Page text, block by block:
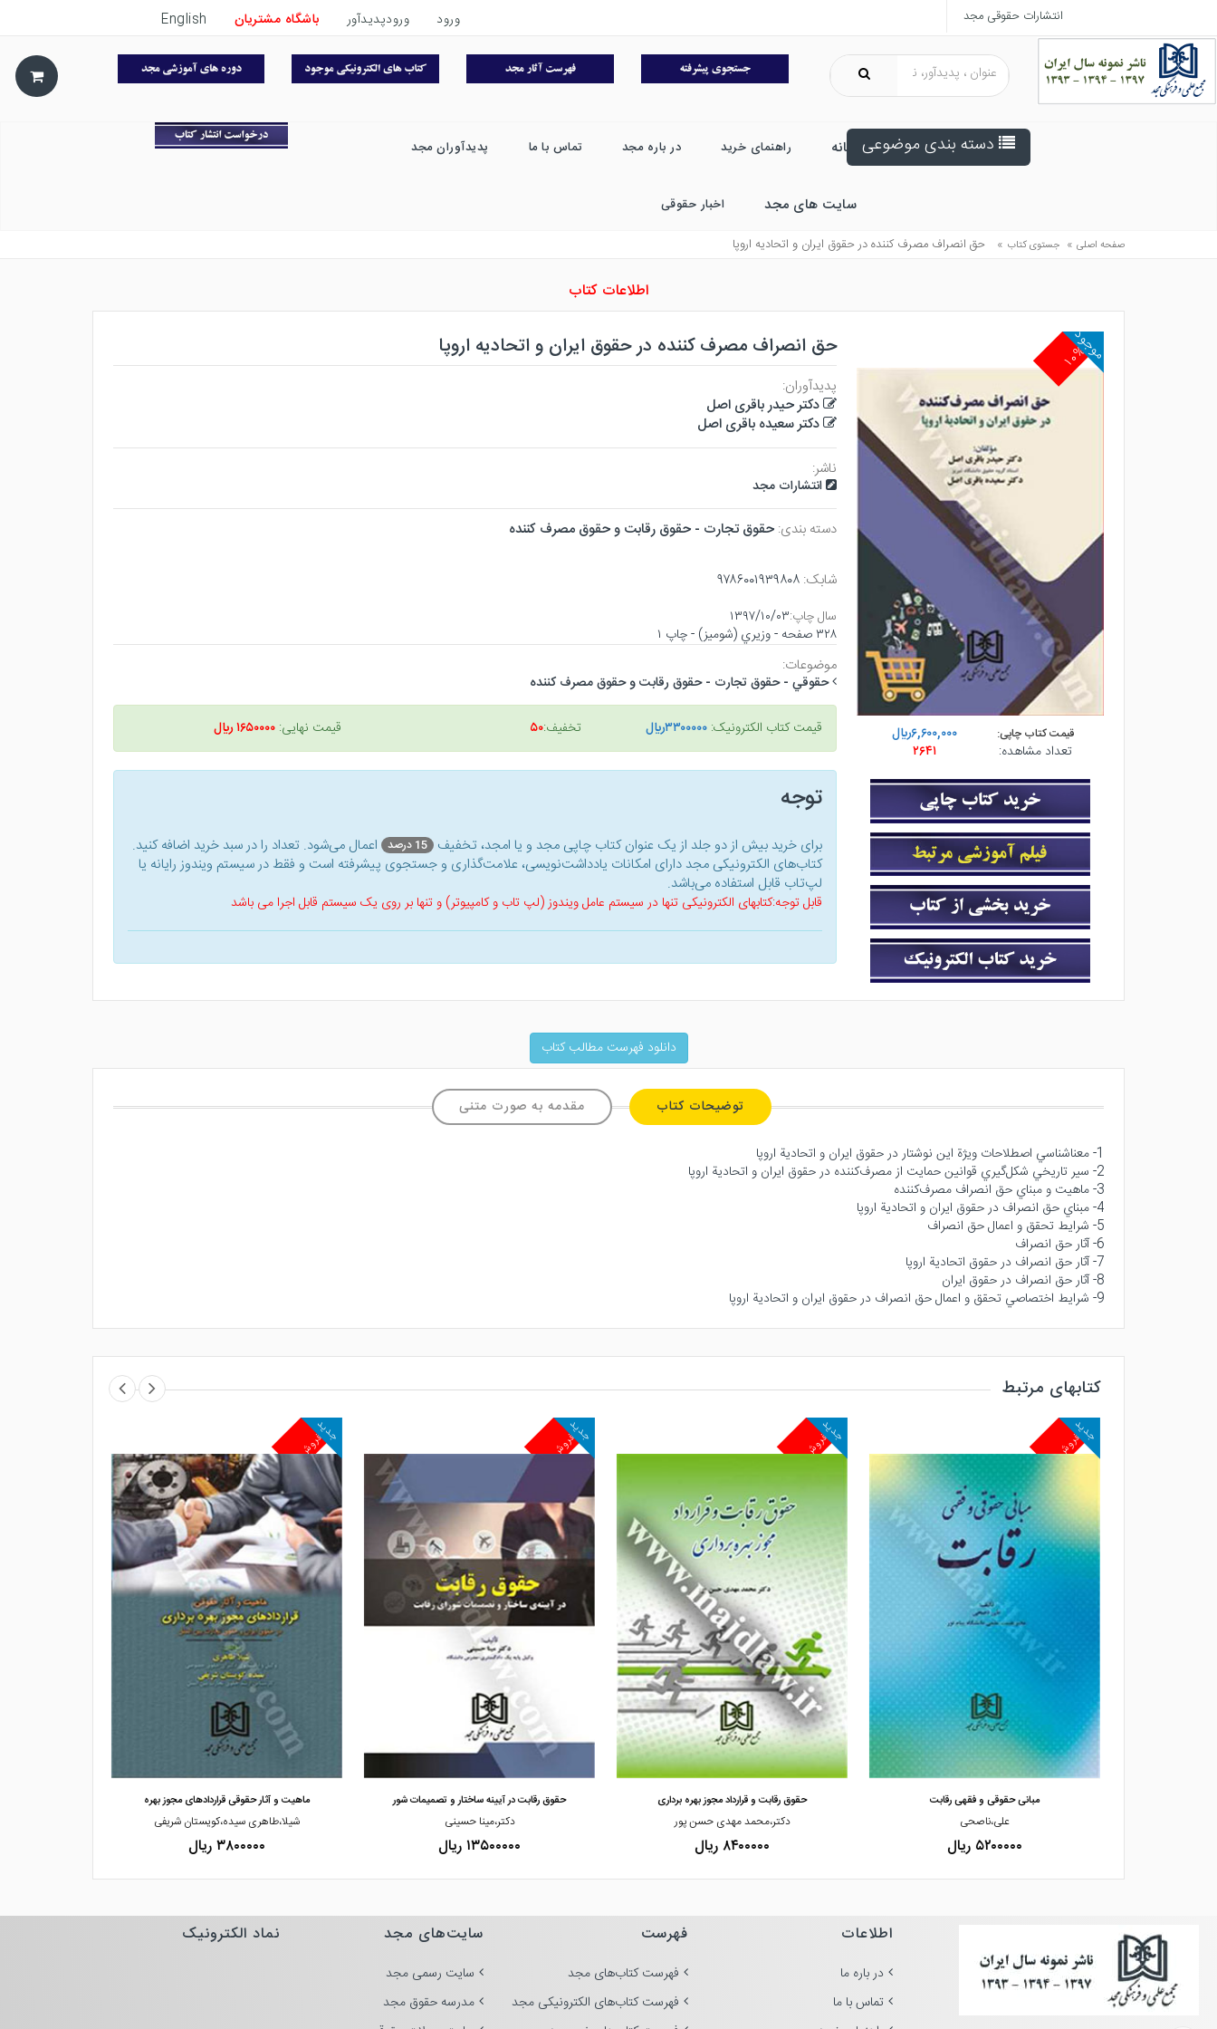
انتشارات حقوقی مجد ورود ورودپدیدآور باشگاه مشتریان English
دسته بندی موضوعی خانه راهنمای خرید در باره مجد تماس با ما پدیدآوران مجد
سایت های مجد اخبار حقوقی
صفحه اصلی » جستوی کتاب » حق انصراف مصرف كننده در حقوق ايران و اتحاديه اروپا
اطلاعات کتاب
۱۰%
موجود
قیمت کتاب چاپی:
۶,۶۰۰,۰۰۰ريال
تعداد مشاهده:
۲۶۴۱
حق انصراف مصرف کننده در حقوق ایران و اتحادیه اروپا
پدیدآوران:
دکتر حیدر باقری اصل
دکتر سعیده باقری اصل
ناشر:
انتشارات مجد
دسته بندی:حقوق تجارت - حقوق رقابت و حقوق مصرف كننده
شابک:۹۷۸۶۰۰۱۹۳۹۸۰۸
سال چاپ:۱۳۹۷/۱۰/۰۳
۳۲۸ صفحه - وزيري (شوميز) - چاپ ۱
موضوعات:
حقوقي - حقوق تجارت - حقوق رقابت و حقوق مصرف كننده
قیمت کتاب الکترونیک:۳۳۰۰۰۰۰ريال تخفیف:۵۰ قیمت نهایی:۱۶۵۰۰۰۰ ريال
توجه
برای خرید بیش از دو جلد از یک عنوان کتاب‌ چاپی مجد و یا امجد، تخفیف 15 درصد
اعمال می‌شود. تعداد را در سبد خرید اضافه کنید.
کتاب‌های الکترونیکی مجد دارای امکانات یادداشت‌نویسی، علامت‌گذاری و جستجوی پیشرفته است و فقط در سیستم ویندوز رایانه یا
لپ‌تاب قابل استفاده می‌باشد.
قابل توجه:کتابهای الکترونیکی تنها در سیستم عامل ویندوز (لپ تاب و کامپیوتر) و تنها بر روی یک سیستم قابل اجرا می باشد
دانلود فهرست مطالب کتاب
توضیحات کتاب مقدمه به صورت متنی
1- معناشناسي اصطلاحات ويژة اين نوشتار در حقوق ايران و اتحادية اروپا
2- سير تاريخي شكل‌گيري قوانين حمايت از مصرف‌كننده در حقوق ايران و اتحادية اروپا
3- ماهيت و مبناي حق انصراف مصرف‌كننده
4- مبناي حق انصراف در حقوق ايران و اتحادية اروپا
5- شرايط تحقق و اعمال حق انصراف
6- آثار حق انصراف
7- آثار حق انصراف در حقوق اتحادية اروپا
8- آثار حق انصراف در حقوق ايران
9- شرايط اختصاصي تحقق و اعمال حق انصراف در حقوق ايران و اتحادية اروپا
کتابهای مرتبط
مشاهده و خرید
پرفروش
جدید
مشاهده و خرید
مبانی حقوقی و فقهی رقابت
علی،ناصحی
۵۲۰۰۰۰۰ ریال
پرفروش
جدید
مشاهده و خرید
حقوق رقابت و قرارداد مجوز بهره برداری
دکتر،محمد مهدی حسن پور
۸۴۰۰۰۰۰ ریال
پرفروش
جدید
مشاهده و خرید
حقوق رقابت در آیینه ساختار و تصمیمات شور
دکتر،مینا حسینی
۱۳۵۰۰۰۰۰ ریال
پرفروش
جدید
ماهیت و آثار حقوقی قراردادهای مجوز بهره
شیلا،طاهری سیده،کویستان شریفی
۳۸۰۰۰۰۰ ریال
اطلاعات
در باره ما
تماس با ما
فهرست
فهرست کتاب‌های مجد
فهرست کتاب‌های الکترونیکی مجد
سایت‌های مجد
سایت رسمی مجد
مدرسه حقوق مجد
نماد الکترونیک